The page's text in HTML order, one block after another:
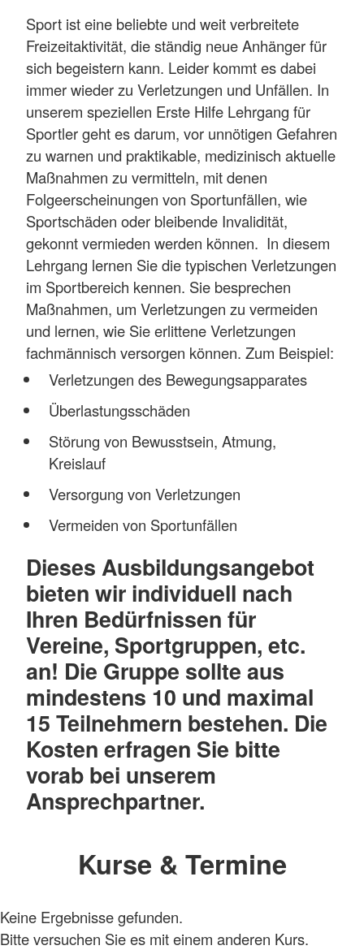
Sport ist eine beliebte und weit verbreitete
Freizeitaktivität, die ständig neue Anhänger für
sich begeistern kann. Leider kommt es dabei
immer wieder zu Verletzungen und Unfällen. In
unserem speziellen Erste Hilfe Lehrgang für
Sportler geht es darum, vor unnötigen Gefahren
zu warnen und praktikable, medizinisch aktuelle
Maßnahmen zu vermitteln, mit denen
Folgeerscheinungen von Sportunfällen, wie
Sportschäden oder bleibende Invalidität,
gekonnt vermieden werden können. In diesem
Lehrgang lernen Sie die typischen Verletzungen
im Sportbereich kennen. Sie besprechen
Maßnahmen, um Verletzungen zu vermeiden
und lernen, wie Sie erlittene Verletzungen
fachmännisch versorgen können. Zum Beispiel:
Verletzungen des Bewegungsapparates
Überlastungsschäden
Störung von Bewusstsein, Atmung,
Kreislauf
Versorgung von Verletzungen
Vermeiden von Sportunfällen
Dieses Ausbildungsangebot
bieten wir individuell nach
Ihren Bedürfnissen für
Vereine, Sportgruppen, etc.
an! Die Gruppe sollte aus
mindestens 10 und maximal
15 Teilnehmern bestehen. Die
Kosten erfragen Sie bitte
vorab bei unserem
Ansprechpartner.
Kurse & Termine
Keine Ergebnisse gefunden.
Bitte versuchen Sie es mit einem anderen Kurs.